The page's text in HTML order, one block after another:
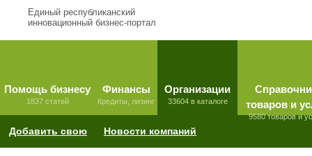
Единый республиканский
инновационный бизнес-портал
Помощь бизнесу
1837 статей
Финансы
Кредиты, лизинг
Организации
33604 в каталоге
товаров и
9580 товаров и
Добавить свою Новости компаний